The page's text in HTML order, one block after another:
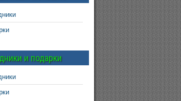
и подарки